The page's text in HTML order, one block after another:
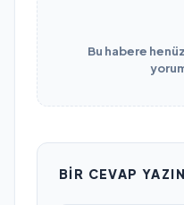
Bu habere
BIR CEVAP YAZIN